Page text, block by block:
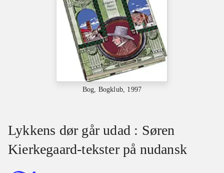
Bog, Bogklub, 1997
Lykkens dør går udad : Søren
Kierkegaard-tekster på nudansk